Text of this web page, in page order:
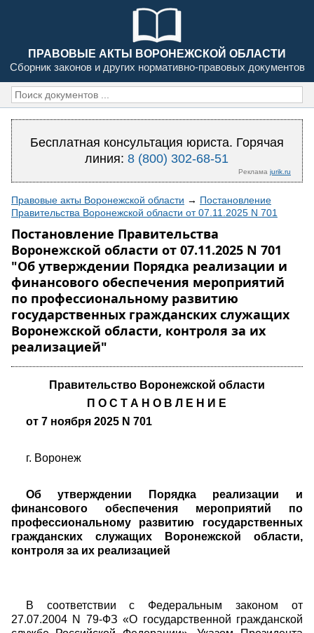
ПРАВОВЫЕ АКТЫ ВОРОНЕЖСКОЙ ОБЛАСТИ
Сборник законов и других нормативно-правовых документов
Бесплатная консультация юриста. Горячая
линия:8 (800) 302-68-51
Реклама jurik.ru
Правовые акты Воронежской области → Постановление
Правительства Воронежской области от 07.11.2025 N 701
Постановление Правительства
Воронежской области от 07.11.2025 N 701
"Об утверждении Порядка реализации и
финансового обеспечения мероприятий
по профессиональному развитию
государственных гражданских служащих
Воронежской области, контроля за их
реализацией"
Правительство Воронежской области
П О С Т А Н О В Л Е Н И Е
от 7ноября 2025 N 701
г. Воронеж
Об утверждении Порядка реализации и
финансового обеспечения мероприятий по
профессиональному развитию государственных
гражданских служащих Воронежской области,
контроля за их реализацией
В соответствии с Федеральным законом от
27.07.2004 N 79-ФЗ «О государственной гражданской